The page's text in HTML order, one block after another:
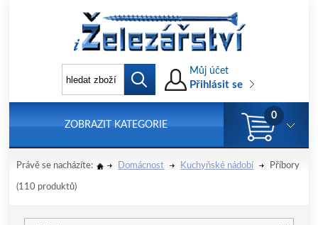
Můj účet
Přihlásit se
ZOBRAZIT KATEGORIE
0
Právě se nacházíte: Domácnost Kuchyňské nádobí Příbory
(110 produktů)